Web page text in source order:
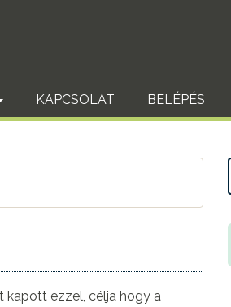
KAPCSOLAT BELÉPÉS
kapott ezzel, célja hogy a